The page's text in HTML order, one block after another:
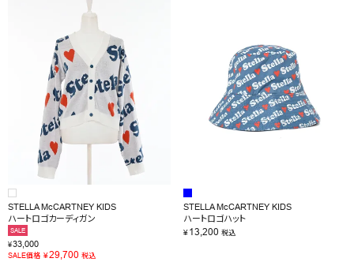
STELLA McCARTNEY KIDS
ハートロゴカーディガン
SALE
¥33,000
SALE価格 ¥29,700 税込
STELLA McCARTNEY KIDS
ハートロゴハット
¥13,200 税込